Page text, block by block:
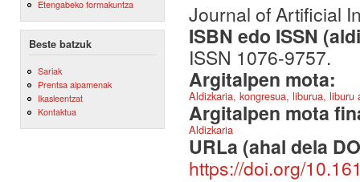
Etengabeko formakuntza
Beste batzuk
Sariak
Prentsa aipamenak
Ikasleentzat
Kontaktua
Journal of Artificial
ISBN edo ISSN
ISSN 1076-9757.
Argitalpen mota:
Aldizkaria, kongresua, liburua,
Argitalpen mota
Aldizkaria
URLa (ahal dela
https://doi.org/